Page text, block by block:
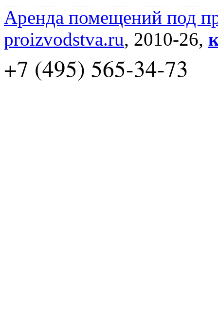
Аренда помещений под
proizvodstva.ru, 2010-26,
+7 (495) 565-34-73